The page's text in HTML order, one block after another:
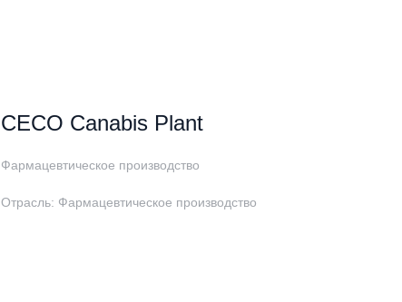
CECO Canabis Plant
Фармацевтическое производство
Отрасль: Фармацевтическое производство